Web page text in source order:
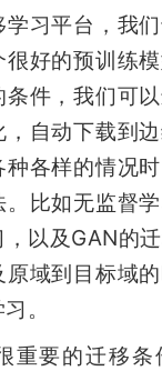
习平台，我
好的预训练
件，我们可
自动下载到
各样的情况
比如无监督
以及GAN的
域到目标域
。
重要的迁移条